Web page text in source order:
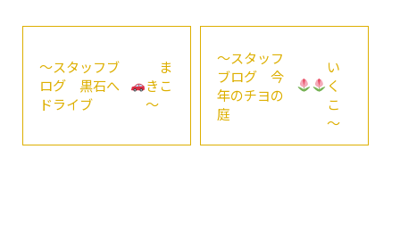
～スタッフブ
ログ 黒石へ
ドライブ
ま
きこ
～
～スタッフ
ブログ 今
年のチヨの
庭
い
く
こ
～